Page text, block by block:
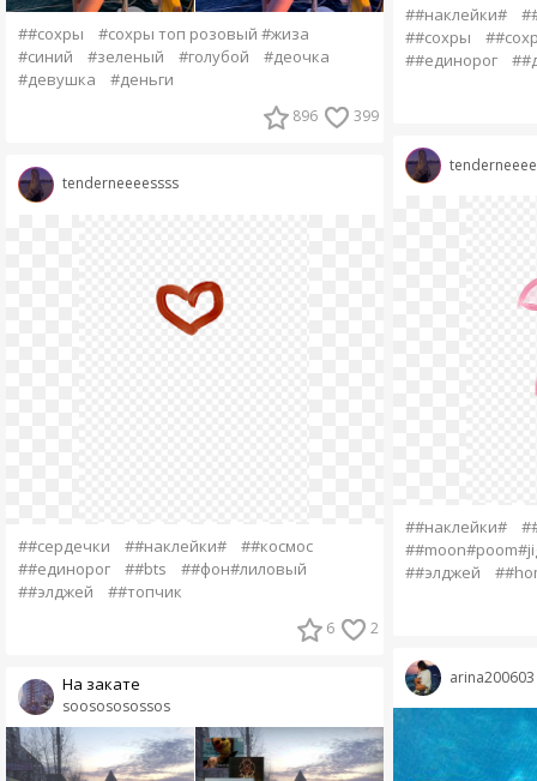
##сохры
#сохры топ розовый #жиза
#синий
#зеленый #голубой
#деочка
#девушка
#деньги
896 399
tenderneeeessss
##сердечки ##наклейки#
##космос
##единорог
##bts
##фон#лиловый
##элджей
##топчик
6 2
soosososossos
На закате
##наклейки#
##сохры
##единорог
##наклейки#
##элджей
arina200603